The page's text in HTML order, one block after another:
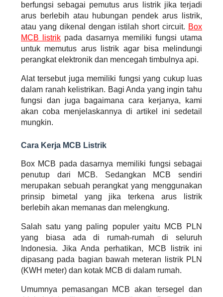
berfungsi sebagai pemutus arus listrik jika terjadi
arus berlebih atau hubungan pendek arus listrik,
atau yang dikenal dengan istilahshort circuit. Box
MCB listrik pada dasarnya memiliki fungsi utama
untuk memutus arus listrik agar bisa melindungi
perangkat elektronik dan mencegah timbulnya api.
Alat tersebut juga memiliki fungsi yang cukup luas
dalam ranah kelistrikan. Bagi Anda yang ingin tahu
fungsi dan juga bagaimana cara kerjanya, kami
akan coba menjelaskannya di artikel ini sedetail
mungkin.
Cara Kerja MCB Listrik
Box MCB pada dasarnya memiliki fungsi sebagai
penutup dari MCB. Sedangkan MCB sendiri
merupakan sebuah perangkat yang menggunakan
prinsip bimetal yang jika terkena arus listrik
berlebih akan memanas dan melengkung.
Salah satu yang paling populer yaitu MCB PLN
yang biasa ada di rumah-rumah di seluruh
Indonesia. Jika Anda perhatikan, MCB listrik ini
dipasang pada bagian bawah meteran listrik PLN
(KWH meter) dan kotak MCB di dalam rumah.
Umumnya pemasangan MCB akan tersegel dan